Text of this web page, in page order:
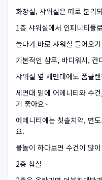
화장실, 샤워실은 따로 분리
1층 샤워실에서 인피니티풀
놀다가 바로 샤워실 들어오
기본적인 샴푸, 바디워시, 컨
샤워실 옆 세면대에도 폼클
세면대 밑에 어메니티와 수
기 좋아요~
에메니티에는 칫솔치약, 면
요.
물놀이 하다보면 수건이 많
2층 침실